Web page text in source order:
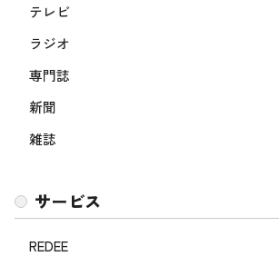
テレビ
ラジオ
専門誌
新聞
雑誌
サービス
REDEE